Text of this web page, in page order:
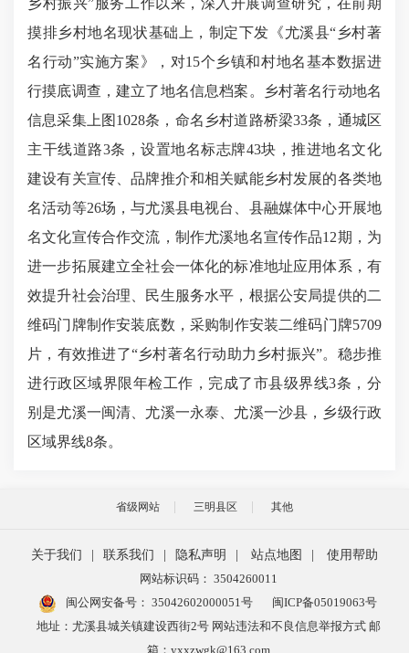
乡村振兴”服务工作以来，深入开展调查研究，在前期
摸排乡村地名现状基础上，制定下发《尤溪县“乡村著
名行动”实施方案》，对15个乡镇和村地名基本数据进
行摸底调查，建立了地名信息档案。乡村著名行动地名
信息采集上图1028条，命名乡村道路桥梁33条，通城区
主干线道路3条，设置地名标志牌43块，推进地名文化
建设有关宣传、品牌推介和相关赋能乡村发展的各类地
名活动等26场，与尤溪县电视台、县融媒体中心开展地
名文化宣传合作交流，制作尤溪地名宣传作品12期，为
进一步拓展建立全社会一体化的标准地址应用体系，有
效提升社会治理、民生服务水平，根据公安局提供的二
维码门牌制作安装底数，采购制作安装二维码门牌5709
片，有效推进了“乡村著名行动助力乡村振兴”。稳步推
进行政区域界限年检工作，完成了市县级界线3条，分
别是尤溪一闽清、尤溪一永泰、尤溪一沙县，乡级行政
区域界线8条。
省级网站 三明县区 其他
关于我们 联系我们 隐私声明 站点地图
使用帮助
网站标识码： 3504260011
闽公网安备号： 35042602000051号
闽ICP备05019063号
地址：尤溪县城关镇建设西街2号 网站违法和不良信息举报方式 邮
箱：yxxzwgk@163.com